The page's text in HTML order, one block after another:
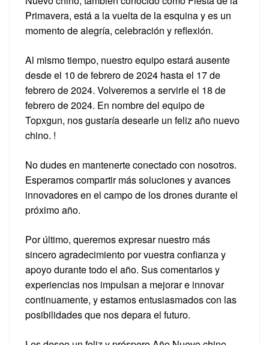
Primavera, está a la vuelta de la esquina y es un
momento de alegría, celebración y reflexión.
Al mismo tiempo, nuestro equipo estará ausente
desde el 10 de febrero de 2024 hasta el 17 de
febrero de 2024. Volveremos a servirle el 18 de
febrero de 2024. En nombre del equipo de
Topxgun, nos gustaría desearle un feliz año nuevo
chino. !
No dudes en mantenerte conectado con nosotros.
Esperamos compartir más soluciones y avances
innovadores en el campo de los drones durante el
próximo año.
Por último, queremos expresar nuestro más
sincero agradecimiento por vuestra confianza y
apoyo durante todo el año. Sus comentarios y
experiencias nos impulsan a mejorar e innovar
continuamente, y estamos entusiasmados con las
posibilidades que nos depara el futuro.